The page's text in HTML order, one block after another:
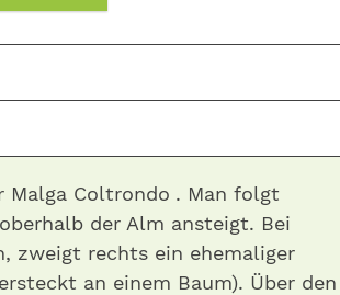
Malga Coltrondo . Man folgt
der Alm ansteigt. Bei
zweigt rechts ein ehemaliger
an einem Baum). Über den